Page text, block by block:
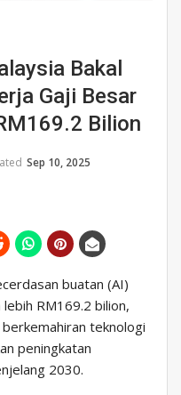
Bakal
Gaji Besar
Bilion
Sep 10, 2025
buatan (AI)
RM169.2 bilion,
teknologi
peningkatan
2030.